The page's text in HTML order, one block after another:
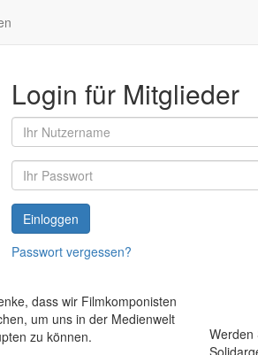
Login für Mitglieder
Einloggen
Passwort vergessen?
dass wir Filmkomponisten
um uns in der Medienwelt
zu können.
Werden